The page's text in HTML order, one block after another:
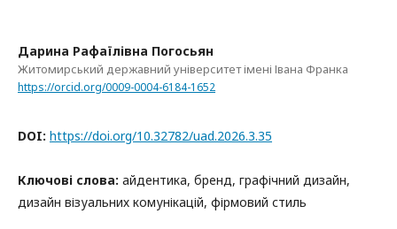
Дарина Рафаїлівна Погосьян
Житомирський державний університет імені Івана Франка
https://orcid.org/0009-0004-6184-1652
DOI: https://doi.org/10.32782/uad.2026.3.35
Ключові слова: айдентика, бренд, графічний дизайн,
дизайн візуальних комунікацій, фірмовий стиль